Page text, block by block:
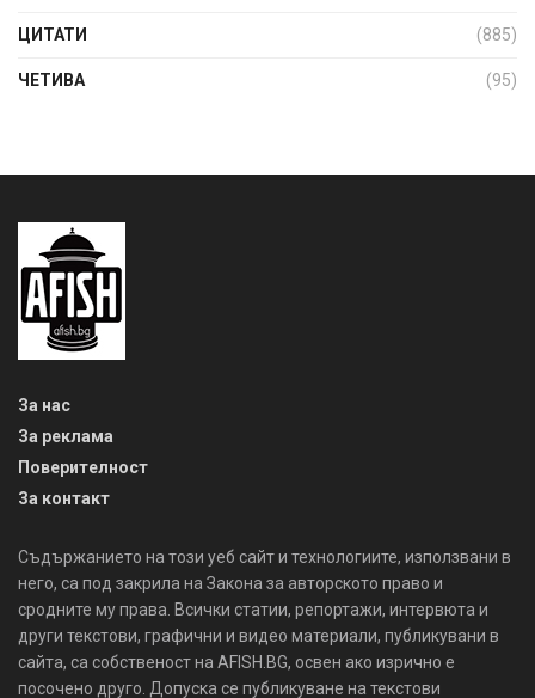
ЦИТАТИ (885)
ЧЕТИВА (95)
За нас
За реклама
Поверителност
За контакт
Съдържанието на този уеб сайт и технологиите, използвани в
него, са под закрила на Закона за авторското право и
сродните му права. Всички статии, репортажи, интервюта и
други текстови, графични и видео материали, публикувани в
сайта, са собственост на AFISH.BG, освен ако изрично е
посочено друго. Допуска се публикуване на текстови